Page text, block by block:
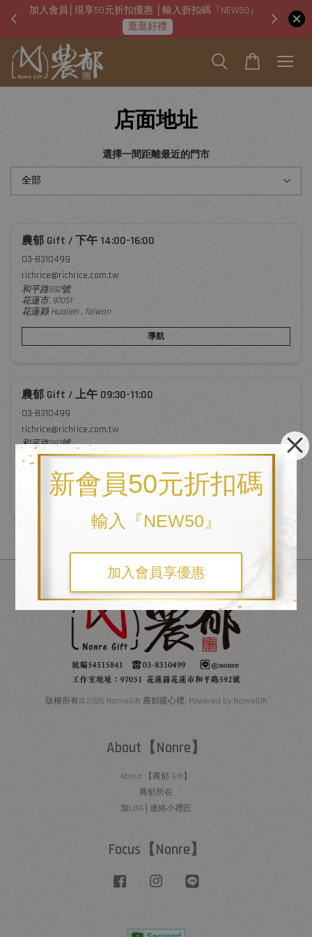
新會員50元折扣碼
輸入『NEW50』
加入會員享優惠
加入會員│現享50元折扣優惠 │輸入折扣碼『NEW50』
逛逛好禮
即日
店面地址
選擇一間距離最近的門市
農郁 Gift / 下午 14:00-16:00
03-8310499
richrice@richrice.com.tw
和平路592號
花蓮市, 97051
花蓮縣 Hualien , Taiwan
導航
農郁 Gift / 上午 09:30-11:00
03-8310499
richrice@richrice.com.tw
和平路592號
花蓮市, 970
花蓮縣 Hualien , Taiwan
導航
版權所有© 2026 NonreGift 農郁暖心禮. Powered by NonreGift
About【Nonre】
About 【農郁 Gift】
農郁所在
加LINE│連絡小禮匠
Focus【Nonre】
Facebook Instagram